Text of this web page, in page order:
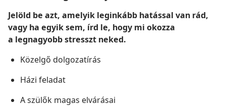
Jelöld be azt, amelyik leginkább hatással van rád,
vagy ha egyik sem, írd le, hogy mi okozza
a legnagyobb stresszt neked.
Közelgő dolgozatírás
Házi feladat
A szülők magas elvárásai